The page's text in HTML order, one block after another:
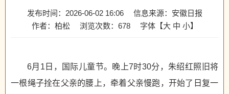
发布时间：2026-06-02 16:06
信息来源：安徽日报
作者：柏松
浏览次数： 678 字体【大 中 小】
6月1日，国际儿童节。晚上7时30分，朱绍红照旧将
一根绳子拴在父亲的腰上，牵着父亲慢跑，开始了日复一